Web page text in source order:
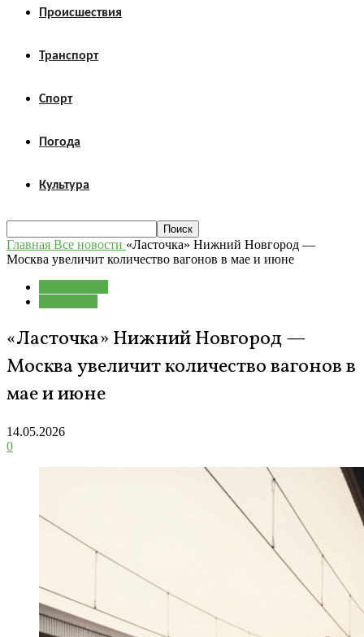
Происшествия
Транспорт
Спорт
Погода
Культура
Главная Все новости «Ласточка» Нижний Новгород —
Москва увеличит количество вагонов в мае и июне
«Ласточка» Нижний Новгород —
Москва увеличит количество вагонов в
мае и июне
14.05.2026
0